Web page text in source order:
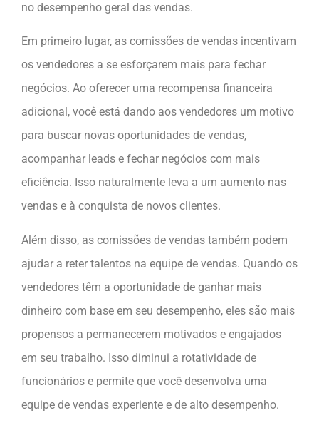
no desempenho geral das vendas.
Em primeiro lugar, as comissões de vendas incentivam
os vendedores a se esforçarem mais para fechar
negócios. Ao oferecer uma recompensa financeira
adicional, você está dando aos vendedores um motivo
para buscar novas oportunidades de vendas,
acompanhar leads e fechar negócios com mais
eficiência. Isso naturalmente leva a um aumento nas
vendas e à conquista de novos clientes.
Além disso, as comissões de vendas também podem
ajudar a reter talentos na equipe de vendas. Quando os
vendedores têm a oportunidade de ganhar mais
dinheiro com base em seu desempenho, eles são mais
propensos a permanecerem motivados e engajados
em seu trabalho. Isso diminui a rotatividade de
funcionários e permite que você desenvolva uma
equipe de vendas experiente e de alto desempenho.